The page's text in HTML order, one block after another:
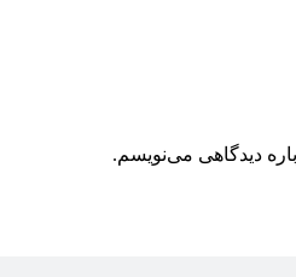
دیدگاهی می‌نویسم.